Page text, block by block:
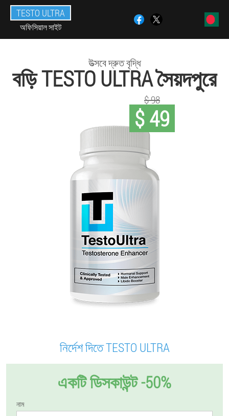
TESTO ULTRA
অফিসিয়াল সাইট
উত্সবে দ্রুত বৃদ্ধি
বড়ি TESTO ULTRA সৈয়দপুরে
$ 49
$ 98
নির্দেশ দিতে TESTO ULTRA
একটি ডিসকাউন্ট -50%
নাম